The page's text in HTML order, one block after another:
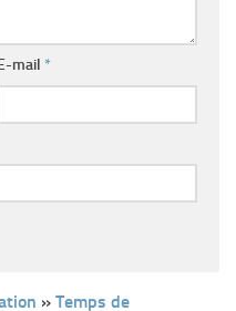
mail *
» Temps de